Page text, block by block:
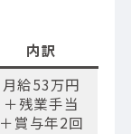
内訳
月給53万円
＋残業手当
＋賞与年2回